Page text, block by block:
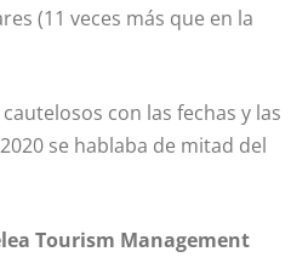
(11 veces más que en la
con las fechas y las
se hablaba de mitad del
Tourism Management